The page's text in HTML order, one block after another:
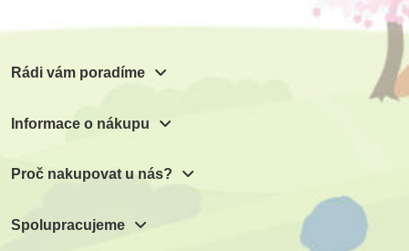
Rádi vám poradíme
Informace o nákupu
Proč nakupovat u nás?
Spolupracujeme